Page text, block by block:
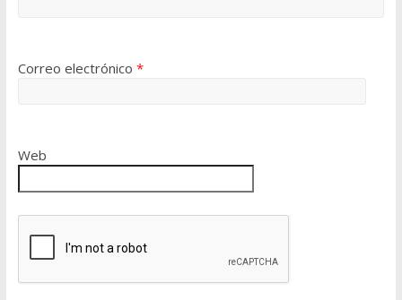
Correo electrónico *
Web